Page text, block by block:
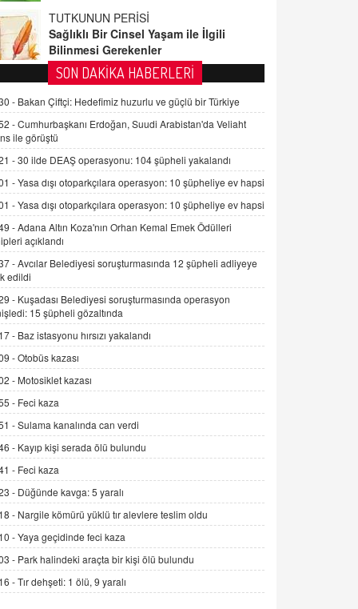
Bilinmesi Gerekenler
08.11.2024 13:16
FARUK ÖNALAN
Tezkere Onaylanmasaydı…
2 Kasım 2021 Salı 00:11
AV. DOĞAN CAN DOĞAN
Kişisel verilerin korunması ve dijital
hukukun gelişimi
15.09.2025 16:17
SEHER EREK
Kış Ayları Geldi, Hangi Önlemler
Alınmalı?
İNCİ GÜL AKÖL
Trump Keşke Adana'yı da Ziyaret Etse...
06.07.2026 13:00
ADEM AKÖL
Esed Destekçilerinin Yüzüne Vurulan
Şamar: Sednaya
11.12.2024 12:30
DR. EKREM ASLAN
Gerçek Ne, Algı Ne? "Beraber
Yürüyoruz" Cümlesinin Peşinden
19.07.2025 12:45
GÖNÜL MENEKŞE
Şifacının Yolu
04.11.2025 12:56
SON DAKİKA HABERLERİ
- Bakan Çiftçi: Hedefimiz huzurlu ve güçlü bir Türkiye
-Cumhurbaşkanı Erdoğan, Suudi Arabistan'da Veliaht
ile görüştü
-30 ilde DEAŞ operasyonu: 104 şüpheli yakalandı
-Yasa dışı otoparkçılara operasyon: 10 şüpheliye ev hapsi
-Yasa dışı otoparkçılara operasyon: 10 şüpheliye ev hapsi
-Adana Altın Koza'nın Orhan Kemal Emek Ödülleri
açıklandı
-Avcılar Belediyesi soruşturmasında 12 şüpheli adliyeye
edildi
- Kuşadası Belediyesi soruşturmasında operasyon
15 şüpheli gözaltında
- Baz istasyonu hırsızı yakalandı
-Otobüs kazası
- Motosiklet kazası
- Feci kaza
-Sulama kanalında can verdi
- Kayıp kişi serada ölü bulundu
- Feci kaza
- Düğünde kavga: 5 yaralı
- Nargile kömürü yüklü tır alevlere teslim oldu
-Yaya geçidinde feci kaza
- Park halindeki araçta bir kişi ölü bulundu
-Tır dehşeti: 1 ölü, 9 yaralı